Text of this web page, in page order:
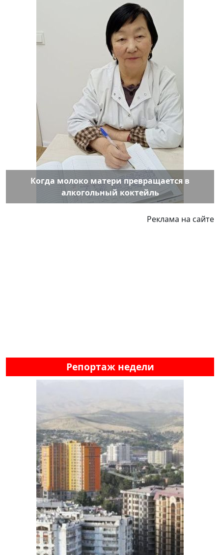
Когда молоко матери превращается в
алкогольный коктейль
Реклама на сайте
Репортаж недели